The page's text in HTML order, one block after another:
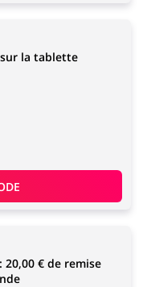
la tablette
20,00 € de remise